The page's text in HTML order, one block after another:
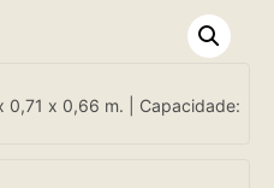
0,71 x 0,66 m. | Capacidade: